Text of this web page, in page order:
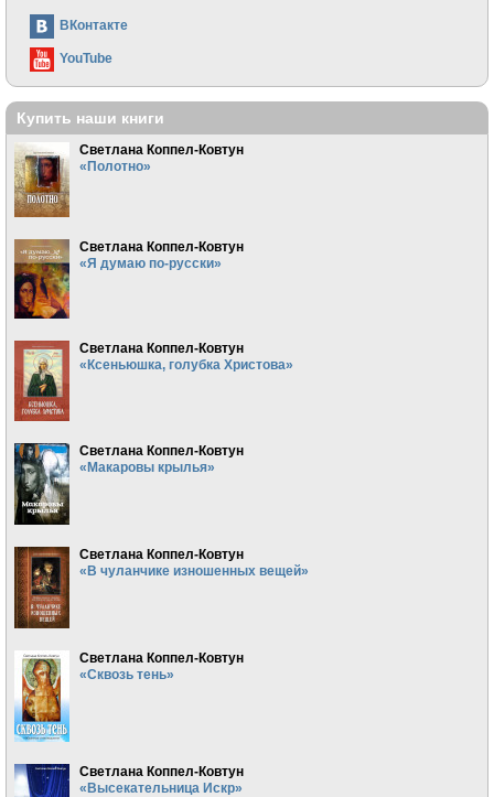
ВКонтакте
YouTube
Купить наши книги
Светлана Коппел-Ковтун
«Полотно»
Светлана Коппел-Ковтун
«Я думаю по-русски»
Светлана Коппел-Ковтун
«Ксеньюшка, голубка Христова»
Светлана Коппел-Ковтун
«Макаровы крылья»
Светлана Коппел-Ковтун
«В чуланчике изношенных вещей»
Светлана Коппел-Ковтун
«Сквозь тень»
Светлана Коппел-Ковтун
«Высекательница Искр»